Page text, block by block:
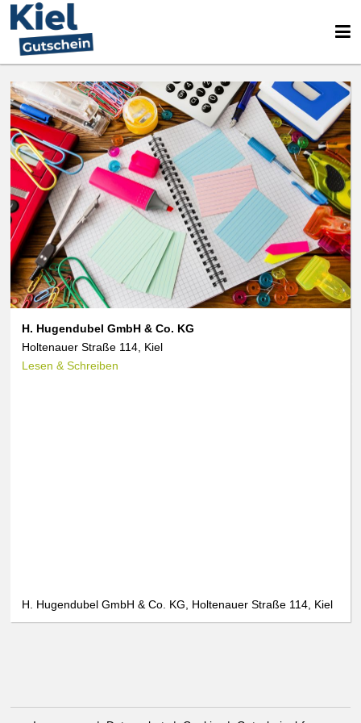
H. Hugendubel GmbH & Co. KG
Holtenauer Straße 114, Kiel
Lesen & Schreiben
H. Hugendubel GmbH & Co. KG, Holtenauer Straße 114, Kiel